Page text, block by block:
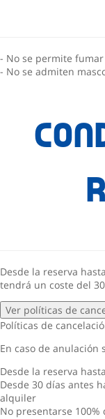
- No se permite fumar
- No se admiten
Desde la reserva
tendrá un coste del
Ver políticas de
Políticas de
En caso de anulación
Desde la reserva
Desde 30 días antes
alquiler
No presentarse